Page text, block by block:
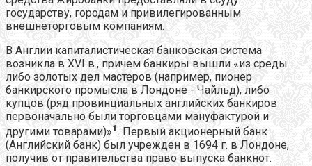
государству, городам и привилегированным
внешнеторговым компаниям.
В Англии капиталистическая банковская система
возникла в XVI в., причем банкиры вышли «из среды
либо золотых дел мастеров (например, пионер
банкирского промысла в Лондоне - Чайльд), либо
купцов (ряд провинциальных английских банкиров
первоначально были торговцами мануфактурой и
другими товарами)»1 . Первый акционерный банк
(Английский банк) был учрежден в 1694 г. в Лондоне,
получив от правительства право выпуска банкнот.